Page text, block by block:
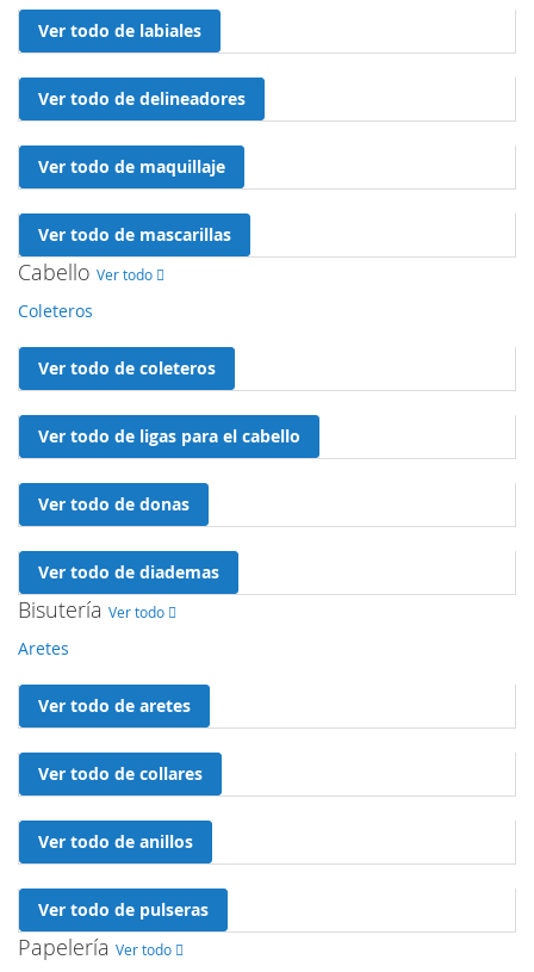
Ver todo de labiales
Ver todo de delineadores
Ver todo de maquillaje
Ver todo de mascarillas
Cabello Ver todo
Coleteros
Ver todo de coleteros
Ver todo de ligas para el cabello
Ver todo de donas
Ver todo de diademas
Bisutería Ver todo
Aretes
Ver todo de aretes
Ver todo de collares
Ver todo de anillos
Ver todo de pulseras
Papelería Ver todo